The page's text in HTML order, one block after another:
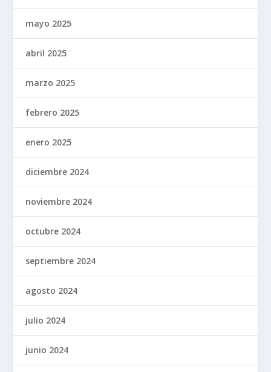
mayo 2025
abril 2025
marzo 2025
febrero 2025
enero 2025
diciembre 2024
noviembre 2024
octubre 2024
septiembre 2024
agosto 2024
julio 2024
junio 2024